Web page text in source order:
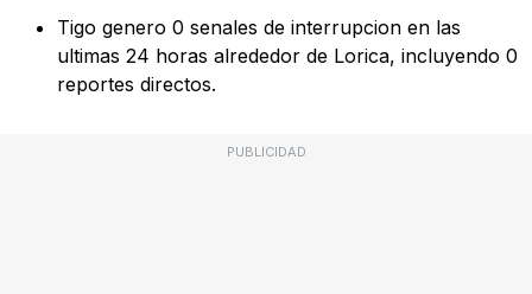
Tigo genero 0 senales de interrupcion en las
ultimas 24 horas alrededor de Lorica, incluyendo 0
reportes directos.
PUBLICIDAD